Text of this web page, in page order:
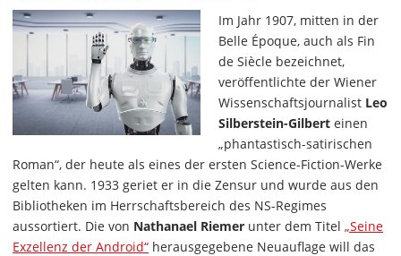
Im Jahr 1907, mitten in der
Belle Époque, auch als Fin
de Siècle bezeichnet,
veröffentlichte der Wiener
Wissenschaftsjournalist Leo
Silberstein-Gilbert einen
„phantastisch-satirischen
Roman“, der heute als eines der ersten Science-Fiction-Werke
gelten kann. 1933 geriet er in die Zensur und wurde aus den
Bibliotheken im Herrschaftsbereich des NS-Regimes
aussortiert. Die von Nathanael Riemer unter dem Titel „Seine
Exzellenz der Android“ herausgegebene Neuauflage will das